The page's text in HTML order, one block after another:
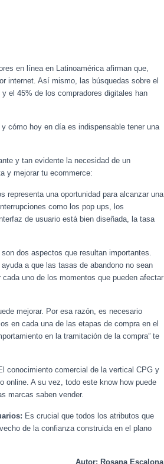
en línea en Latinoamérica afirman que,
internet. Así mismo, las búsquedas sobre el
el 45% de los compradores digitales han
cómo hoy en día es indispensable tener una
y tan evidente la necesidad de un
y mejorar tu ecommerce:
representa una oportunidad para alcanzar una
como los pop ups, los
de usuario está bien diseñada, la tasa
dos aspectos que resultan importantes.
a que las tasas de abandono no sean
uno de los momentos que pueden afectar
mejorar. Por esa razón, es necesario
en cada una de las etapas de compra en el
en la tramitación de la compra” te
conocimiento comercial de la vertical CPG y
online. A su vez, todo este know how puede
marcas saben vender.
Es crucial que todos los atributos que
de la confianza construida en el plano
Autor: Rosana Escalona